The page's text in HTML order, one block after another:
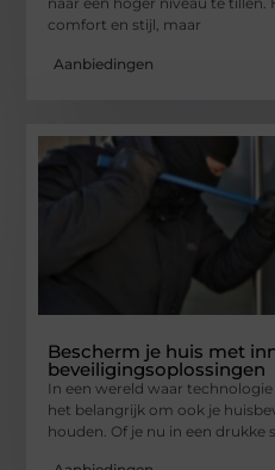
comfort en stijl, maar
Aanbiedingen
Bescherm je huis met
beveiligingsoplossingen
In een wereld waar
het belangrijk om ook je
houden. Of je nu in een drukke